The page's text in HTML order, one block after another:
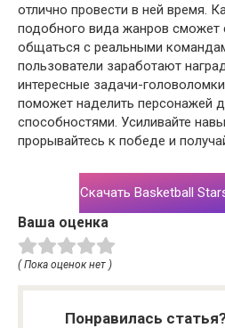
отлично провести в ней время.
подобного вида жанров сможет
общаться с реальными
пользователи заработают
интересные задачи-
поможет наделить персонажей
способностями. Усиливайте
прорывайтесь к победе и
Скачать Basketball
Ваша оценка
( Пока оценок нет )
Понравилась